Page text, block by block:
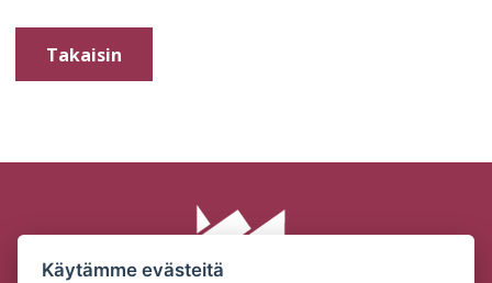
Takaisin
Käytämme evästeitä